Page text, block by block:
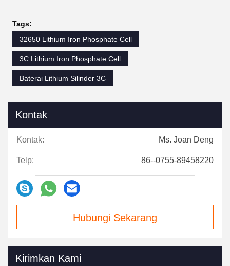
Tags:
32650 Lithium Iron Phosphate Cell
3C Lithium Iron Phosphate Cell
Baterai Lithium Silinder 3C
Kontak
Kontak: Ms. Joan Deng
Telp: 86--0755-89458220
Hubungi Sekarang
Kirimkan Kami